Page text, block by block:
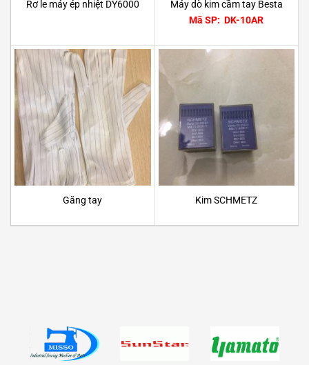
Rơ le máy ép nhiệt DY6000
Máy dò kim cầm tay Besta
Mã SP: DK-10AR
Găng tay Kim SCHMETZ